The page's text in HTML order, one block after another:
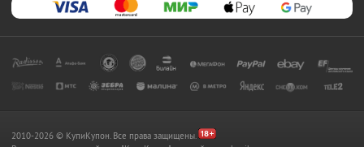
2010-2026 © КупиКупон. Все права защищены.